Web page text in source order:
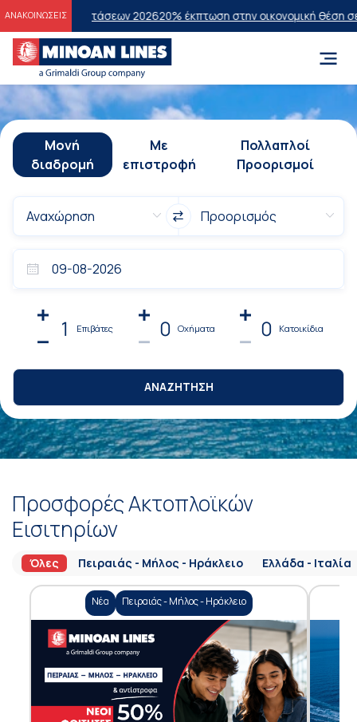
ΑΝΑΚΟΙΝΩΣΕΙΣ
Εξετάσεων 202620% έκπτωση στην οικονομική θέση σε
Μονή
διαδρομή
Με
επιστροφή
Πολλαπλοί
Προορισμοί
1 Επιβάτες 0 Οχήματα 0 Κατοικίδια
ΑΝΑΖΗΤΗΣΗ
Προσφορές Ακτοπλοϊκών
Εισιτηρίων
Όλες Πειραιάς - Μήλος - Ηράκλειο Ελλάδα - Ιταλία
Νέα Πειραιάς - Μήλος - Ηράκλειο